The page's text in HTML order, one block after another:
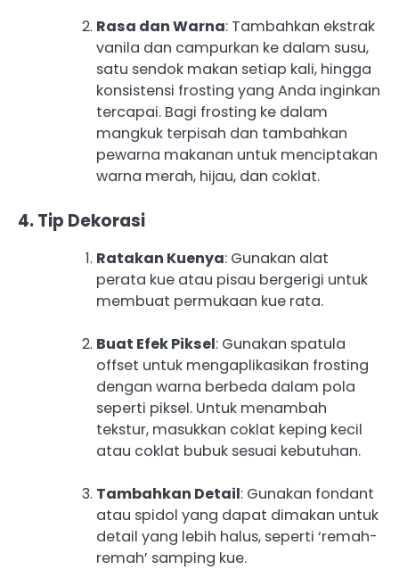
Rasa dan Warna: Tambahkan ekstrak
vanila dan campurkan ke dalam susu,
satu sendok makan setiap kali, hingga
konsistensi frosting yang Anda inginkan
tercapai. Bagi frosting ke dalam
mangkuk terpisah dan tambahkan
pewarna makanan untuk menciptakan
warna merah, hijau, dan coklat.
4. Tip Dekorasi
Ratakan Kuenya: Gunakan alat
perata kue atau pisau bergerigi untuk
membuat permukaan kue rata.
Buat Efek Piksel: Gunakan spatula
offset untuk mengaplikasikan frosting
dengan warna berbeda dalam pola
seperti piksel. Untuk menambah
tekstur, masukkan coklat keping kecil
atau coklat bubuk sesuai kebutuhan.
Tambahkan Detail: Gunakan fondant
atau spidol yang dapat dimakan untuk
detail yang lebih halus, seperti ‘remah-
remah’ samping kue.